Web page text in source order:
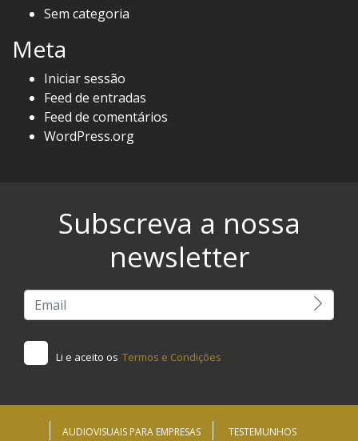
Sem categoria
Meta
Iniciar sessão
Feed de entradas
Feed de comentários
WordPress.org
Subscreva a nossa
newsletter
Li e aceito os Termos e Condições
AUDIOVISUAIS PARA EMPRESAS TESTEMUNHOS